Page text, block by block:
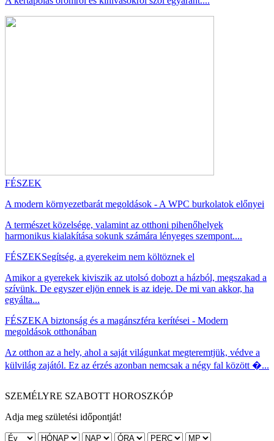
FÉSZEK
A modern környezetbarát megoldások - A WPC burkolatok előnyei
A természet közelsége, valamint az otthoni pihenőhelyek
harmonikus kialakítása sokunk számára lényeges szempont....
FÉSZEKSegítség, a gyerekeim nem költöznek el
Amikor a gyerekek kiviszik az utolsó dobozt a házból, megszakad a
szívünk. De egyszer eljön ennek is az ideje. De mi van akkor, ha
egyálta...
FÉSZEKA biztonság és a magánszféra kerítései - Modern
megoldások otthonában
Az otthon az a hely, ahol a saját világunkat megteremtjük, védve a
külvilág zajától. Ez az érzés azonban nemcsak a négy fal között �...
SZEMÉLYRE SZABOTT HOROSZKÓP
Adja meg születési időpontját!